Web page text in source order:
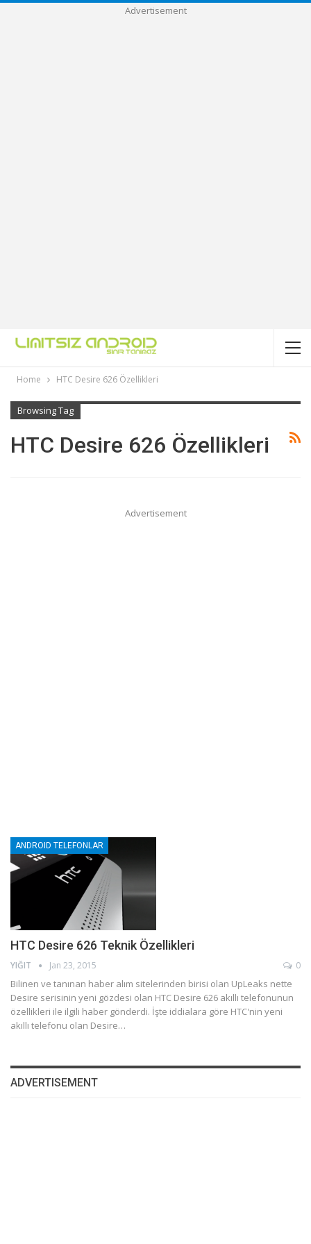
Advertisement
Home HTC Desire 626 Özellikleri
Browsing Tag
HTC Desire 626 Özellikleri
Advertisement
ANDROID TELEFONLAR
HTC Desire 626 Teknik Özellikleri
YIĞIT Jan 23, 2015 0
Bilinen ve tanınan haber alım sitelerinden birisi olan UpLeaks nette
Desire serisinin yeni gözdesi olan HTC Desire 626 akıllı telefonunun
özellikleri ile ilgili haber gönderdi. İşte iddialara göre HTC'nin yeni
akıllı telefonu olan Desire…
ADVERTISEMENT